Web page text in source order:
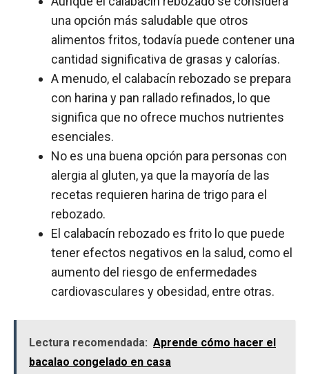
una opción más saludable que otros
alimentos fritos, todavía puede contener una
cantidad significativa de grasas y calorías.
A menudo, el calabacín rebozado se prepara
con harina y pan rallado refinados, lo que
significa que no ofrece muchos nutrientes
esenciales.
No es una buena opción para personas con
alergia al gluten, ya que la mayoría de las
recetas requieren harina de trigo para el
rebozado.
El calabacín rebozado es frito lo que puede
tener efectos negativos en la salud, como el
aumento del riesgo de enfermedades
cardiovasculares y obesidad, entre otras.
Lectura recomendada: Aprende cómo hacer el
bacalao congelado en casa